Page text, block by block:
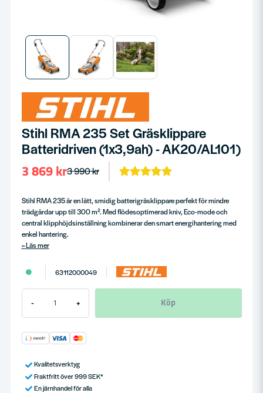
Stihl RMA 235 Set Gräsklippare
Batteridriven (1x3,9ah) - AK20/AL101)
3 990 kr
3 869 kr
Stihl RMA 235 är en lätt, smidig batterigräsklippare perfekt för mindre
trädgårdar upp till 300 m². Med flödesoptimerad kniv, Eco-mode och
central klipphöjdsinställning kombinerar den smart energihantering med
enkel hantering.
Läs mer
63112000049
- + Köp
Kvalitetsverktyg
Fraktfritt över 999 SEK*
En järnhandel för alla